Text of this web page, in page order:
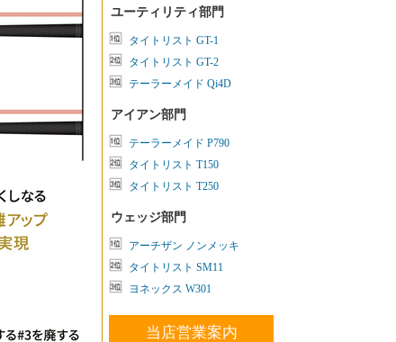
ユーティリティ部門
タイトリスト GT-1
タイトリスト GT-2
テーラーメイド Qi4D
アイアン部門
テーラーメイド P790
タイトリスト T150
タイトリスト T250
ウェッジ部門
アーチザン ノンメッキ
タイトリスト SM11
ヨネックス W301
当店営業案内